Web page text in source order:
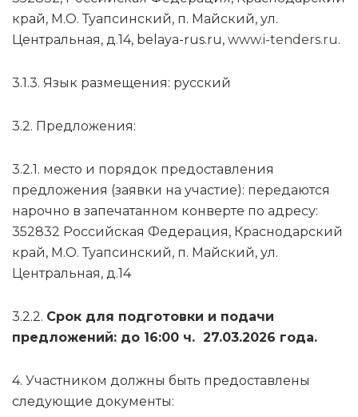
край, М.О. Туапсинский, п. Майский, ул.
Центральная, д.14, belaya-rus.ru, www.i-tenders.ru.
3.1.3. Язык размещения: русский
3.2. Предложения:
3.2.1. место и порядок предоставления
предложения (заявки на участие): передаются
нарочно в запечатанном конверте по адресу:
352832 Российская Федерация, Краснодарский
край, М.О. Туапсинский, п. Майский, ул.
Центральная, д.14
3.2.2. Срок для подготовки и подачи
предложений: до 16:00 ч. 27.03.2026 года.
4. Участником должны быть предоставлены
следующие документы: